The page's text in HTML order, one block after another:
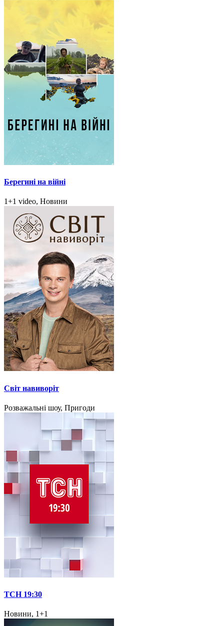
Берегині на війні
1+1 video, Новини
Світ навиворіт
Розважальні шоу, Пригоди
ТСН 19:30
Новини, 1+1